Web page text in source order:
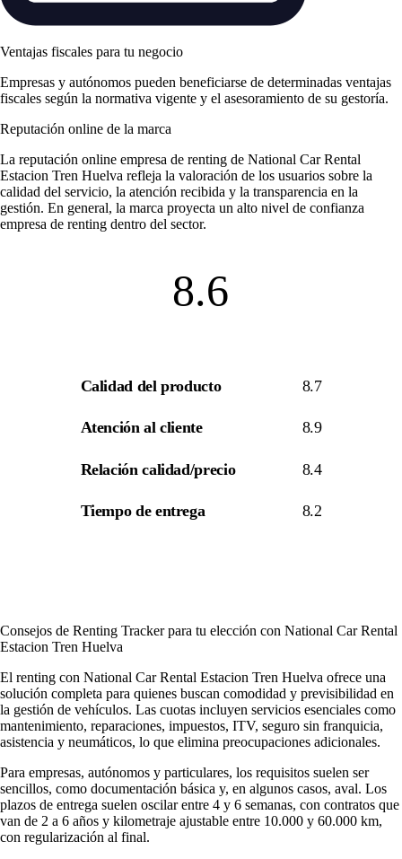
Ventajas fiscales para tu negocio
Empresas y autónomos pueden beneficiarse de determinadas ventajas
fiscales según la normativa vigente y el asesoramiento de su gestoría.
Reputación online de la marca
La reputación online empresa de renting de National Car Rental
Estacion Tren Huelva refleja la valoración de los usuarios sobre la
calidad del servicio, la atención recibida y la transparencia en la
gestión. En general, la marca proyecta un alto nivel de confianza
empresa de renting dentro del sector.
8.6
Calidad del producto 8.7
Atención al cliente 8.9
Relación calidad/precio 8.4
Tiempo de entrega 8.2
Consejos de Renting Tracker para tu elección con National Car Rental
Estacion Tren Huelva
El renting con National Car Rental Estacion Tren Huelva ofrece una
solución completa para quienes buscan comodidad y previsibilidad en
la gestión de vehículos. Las cuotas incluyen servicios esenciales como
mantenimiento, reparaciones, impuestos, ITV, seguro sin franquicia,
asistencia y neumáticos, lo que elimina preocupaciones adicionales.
Para empresas, autónomos y particulares, los requisitos suelen ser
sencillos, como documentación básica y, en algunos casos, aval. Los
plazos de entrega suelen oscilar entre 4 y 6 semanas, con contratos que
van de 2 a 6 años y kilometraje ajustable entre 10.000 y 60.000 km,
con regularización al final.